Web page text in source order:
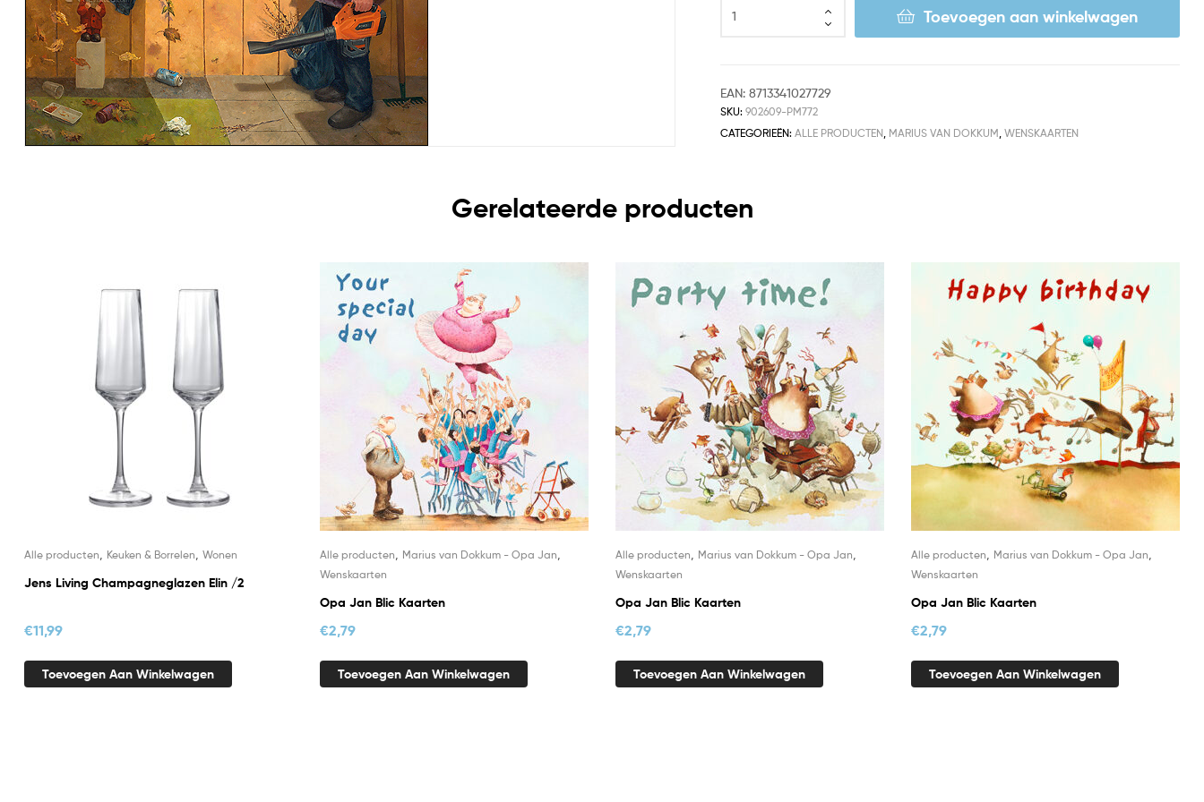
Toevoegen aan winkelwagen
EAN:8713341027729
SKU:902609-PM772
CATEGORIEËN:ALLE PRODUCTEN MARIUS VAN DOKKUM ,WENSKAARTEN
Gerelateerde producten
Alle producten, Keuken & Borrelen, Wonen
Jens Living Champagneglazen Elin /2
€11,99
Toevoegen Aan Winkelwagen
Alle producten, Marius van Dokkum - Opa Jan,
Wenskaarten
Opa Jan Blic Kaarten
€2,79
Toevoegen Aan Winkelwagen
Alle producten, Marius van Dokkum - Opa Jan,
Wenskaarten
Opa Jan Blic Kaarten
€2,79
Toevoegen Aan Winkelwagen
Alle producten, Marius van Dokkum - Opa Jan,
Wenskaarten
Opa Jan Blic Kaarten
€2,79
Toevoegen Aan Winkelwagen